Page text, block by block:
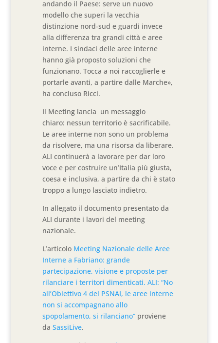
andando il Paese: serve un nuovo
modello che superi la vecchia
distinzione nord-sud e guardi invece
alla differenza tra grandi città e aree
interne. I sindaci delle aree interne
hanno già proposto soluzioni che
funzionano. Tocca a noi raccoglierle e
portarle avanti, a partire dalle Marche»,
ha concluso Ricci.
Il Meeting lancia un messaggio
chiaro: nessun territorio è sacrificabile.
Le aree interne non sono un problema
da risolvere, ma una risorsa da liberare.
ALI continuerà a lavorare per dar loro
voce e per costruire un’Italia più giusta,
coesa e inclusiva, a partire da chi è stato
troppo a lungo lasciato indietro.
In allegato il documento presentato da
ALI durante i lavori del meeting
nazionale.
L’articolo Meeting Nazionale delle Aree
Interne a Fabriano: grande
partecipazione, visione e proposte per
rilanciare i territori dimenticati. ALI: “No
all’Obiettivo 4 del PSNAI, le aree interne
non si accompagnano allo
spopolamento, si rilanciano” proviene
daSassiLive.